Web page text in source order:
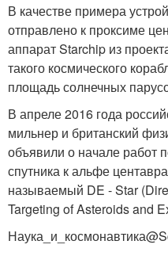
В качестве примера
отправлено к проксиме
аппарат Starchip из
такого космического
площадь солнечных
В апреле 2016 года
мильнер и британский
объявили о начале работ
спутника к альфе
называемый DE - Star
Targeting of Asteroids and